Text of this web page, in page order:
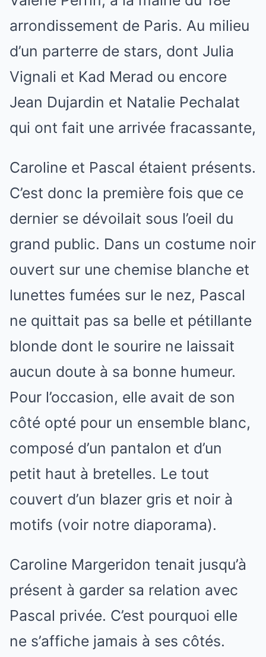
arrondissement de Paris. Au milieu
d’un parterre de stars, dont Julia
Vignali et Kad Merad ou encore
Jean Dujardin et Natalie Pechalat
qui ont fait une arrivée fracassante,
Caroline et Pascal étaient présents.
C’est donc la première fois que ce
dernier se dévoilait sous l’oeil du
grand public. Dans un costume noir
ouvert sur une chemise blanche et
lunettes fumées sur le nez, Pascal
ne quittait pas sa belle et pétillante
blonde dont le sourire ne laissait
aucun doute à sa bonne humeur.
Pour l’occasion, elle avait de son
côté opté pour un ensemble blanc,
composé d’un pantalon et d’un
petit haut à bretelles. Le tout
couvert d’un blazer gris et noir à
motifs (voir notre diaporama).
Caroline Margeridon tenait jusqu’à
présent à garder sa relation avec
Pascal privée. C’est pourquoi elle
ne s’affiche jamais à ses côtés.